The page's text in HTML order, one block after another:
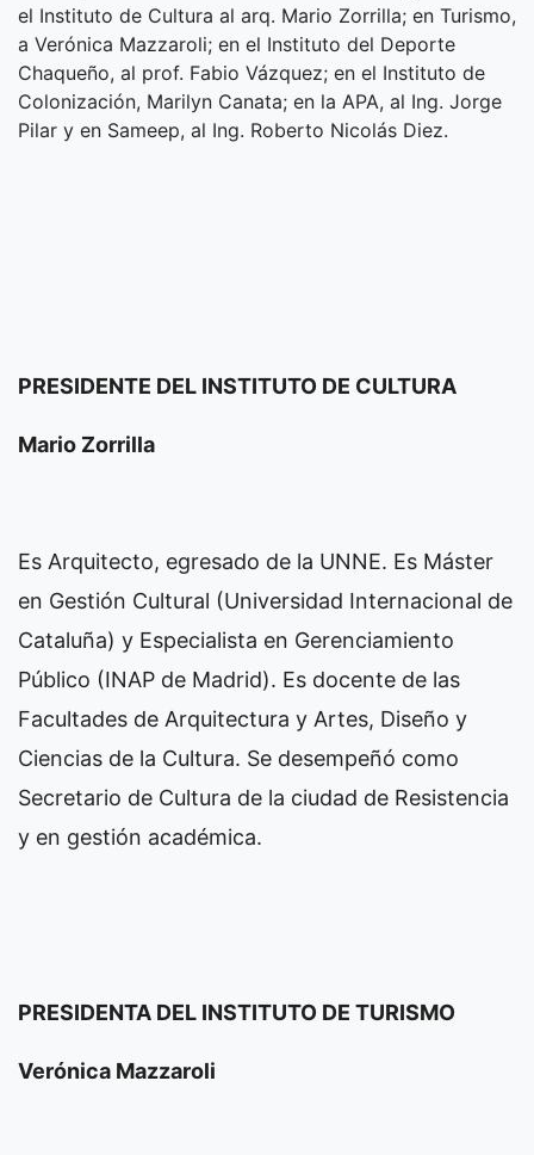
el Instituto de Cultura al arq. Mario Zorrilla; en Turismo,
a Verónica Mazzaroli; en el Instituto del Deporte
Chaqueño, al prof. Fabio Vázquez; en el Instituto de
Colonización, Marilyn Canata; en la APA, al Ing. Jorge
Pilar y en Sameep, al Ing. Roberto Nicolás Diez.
PRESIDENTE DEL INSTITUTO DE CULTURA
Mario Zorrilla
Es Arquitecto, egresado de la UNNE. Es Máster
en Gestión Cultural (Universidad Internacional de
Cataluña) y Especialista en Gerenciamiento
Público (INAP de Madrid). Es docente de las
Facultades de Arquitectura y Artes, Diseño y
Ciencias de la Cultura. Se desempeñó como
Secretario de Cultura de la ciudad de Resistencia
y en gestión académica.
PRESIDENTA DEL INSTITUTO DE TURISMO
Verónica Mazzaroli